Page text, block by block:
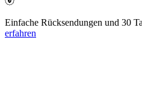
Einfache Rücksendungen und 30
erfahren